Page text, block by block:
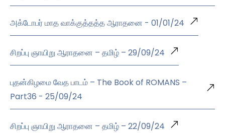
அக்டோபர் மாத வாக்குத்தத்த ஆராதனை - 01/01/24
சிறப்பு ஞாயிறு ஆராதனை – தமிழ் – 29/09/24
புதன்கிழமை வேத பாடம் – The Book of ROMANS –
Part36 - 25/09/24
சிறப்பு ஞாயிறு ஆராதனை – தமிழ் – 22/09/24